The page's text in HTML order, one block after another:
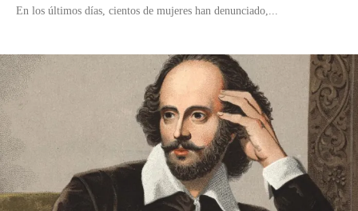
En los últimos días, cientos de mujeres han denunciado,...